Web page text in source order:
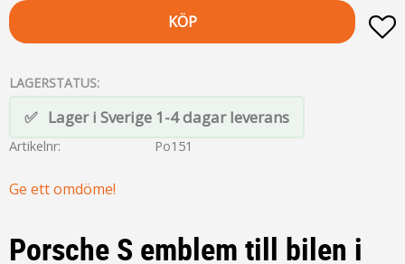
KÖP
LAGERSTATUS
Lager i Sverige 1-4 dagar leverans
Artikelnr Po151
Ge ett omdöme!
Porsche S emblem till bilen i